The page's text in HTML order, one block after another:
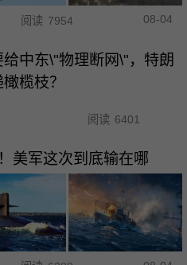
阅读 7954 08-04
给中东\"物理断网\"，特朗
榄枝？
阅读 6401
美军这次到底输在哪